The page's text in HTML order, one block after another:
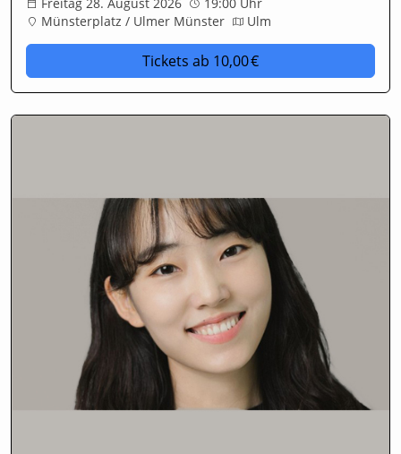
Münsterplatz / Ulmer Münster
Ulm
Tickets ab 10,00 €